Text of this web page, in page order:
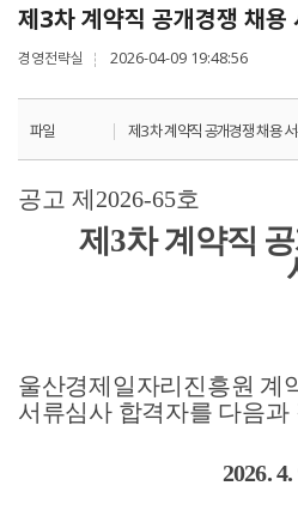
제3차 계약직 공개경쟁 채용
경영전략실 2026-04-09 19:48:56
파일 제3차 계약직 공개경쟁 채용
공고 제 2026-65호
제 3차 계약직
울산경제일자리진흥원 계
서류심사 합격자를 다음과
2026. 4.